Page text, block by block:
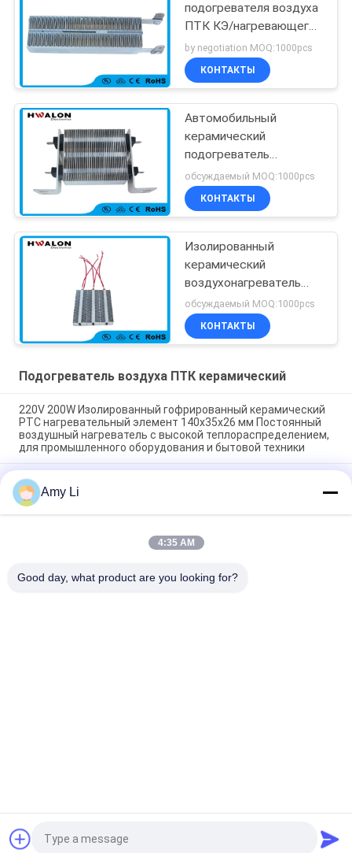
подогревателя воздуха
ПТК КЭ/нагревающего
элемента для
термостата топления
пола
by negotiation MOQ:1000pcs
КОНТАКТЫ
Автомобильный
керамический
подогреватель
резистора,
электронагреватель
ПТК
воздуха автомобиля
обсуждаемый MOQ:1000pcs
КОНТАКТЫ
Изолированный
керамический
воздухонагреватель
PTC
обсуждаемый MOQ:1000pcs
КОНТАКТЫ
Подогреватель воздуха ПТК керамический
220V 200W Изолированный гофрированный керамический
PTC нагревательный элемент 140x35x26 мм Постоянный
воздушный нагреватель с высокой теплораспределением,
для промышленного оборудования и бытовой техники
Комната Энергосбережение PTC Автомобиль воздушный
вентилятор нагреватель постоянная температура нагрев
воздушный нагреватель элемент безопасный дом
48V 200w 75x76x26mm ptc керамический воздушный
вентилятор нагреватель нагреватель для систем
Входящего Тока
NTC
Запрос Цитировать
Amy Li
4:35 AM
Good day, what product are you looking for?